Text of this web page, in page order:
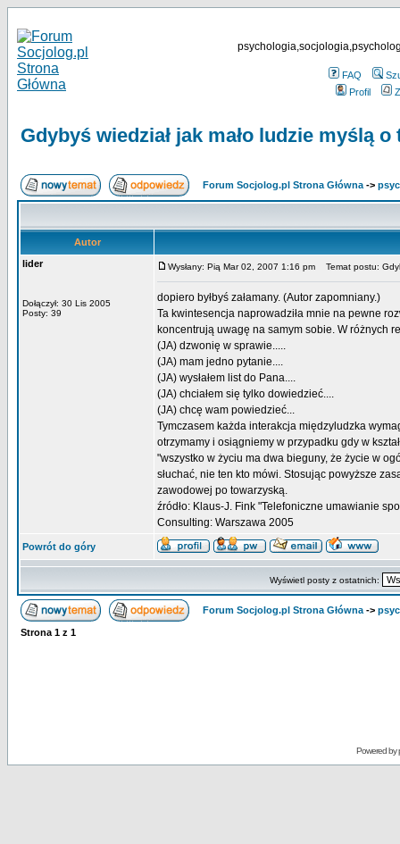
FAQ
Profil
Gdybyś wiedział jak mało ludzie myślą o
Forum Socjolog.pl Strona Główna ->
Autor
lider
Dołączył: 30 Lis 2005
Posty: 39
Wysłany: Pią Mar 02, 2007 1:16 pm Temat postu:
dopiero byłbyś załamany. (Autor zapomniany.)
Ta kwintesencja naprowadziła mnie na pewne
koncentrują uwagę na samym sobie. W różnych
(JA) dzwonię w sprawie.....
(JA) mam jedno pytanie....
(JA) wysłałem list do Pana....
(JA) chciałem się tylko dowiedzieć....
(JA) chcę wam powiedzieć...
Tymczasem każda interakcja międzyludzka
otrzymamy i osiągniemy w przypadku gdy w
"wszystko w życiu ma dwa bieguny, że życie w
słuchać, nie ten kto mówi. Stosując powyższe
zawodowej po towarzyską.
źródło: Klaus-J. Fink "Telefoniczne umawianie
Consulting: Warszawa 2005
Powrót do góry
Wyświetl posty z ostatnich:
Forum Socjolog.pl Strona Główna ->
Strona 1 z 1
Powered by